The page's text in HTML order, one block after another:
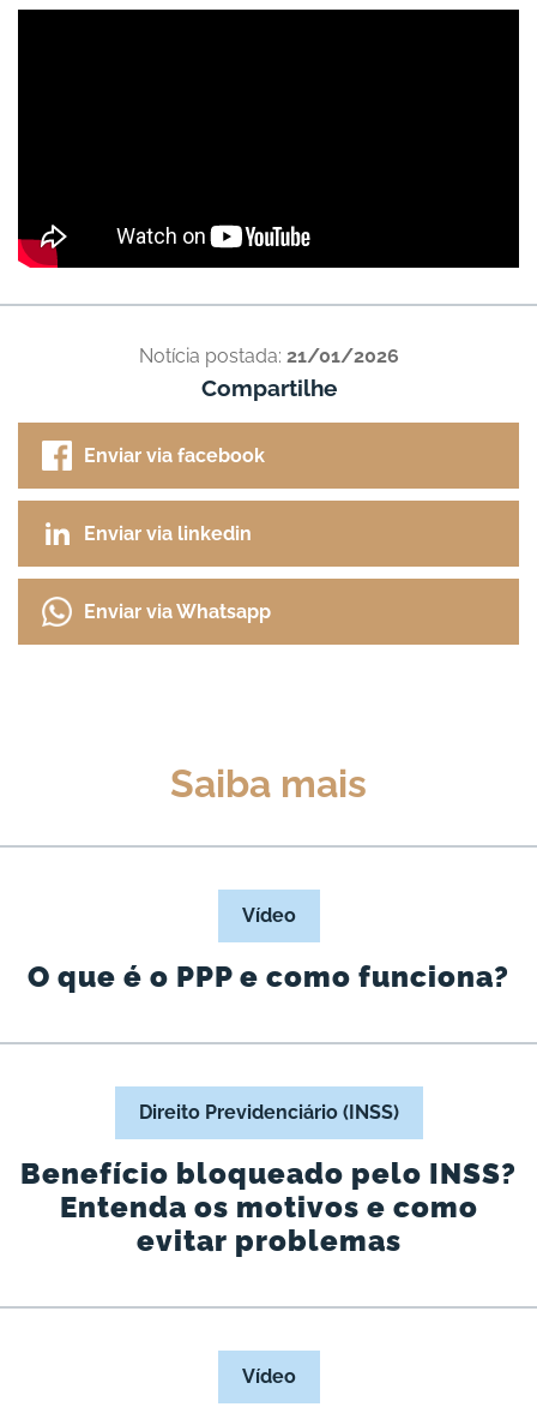
Notícia postada: 21/01/2026
Compartilhe
Enviar via facebook
Enviar via linkedin
Enviar via Whatsapp
Saiba mais
Vídeo
O que é o PPP e como funciona?
Direito Previdenciário (INSS)
Benefício bloqueado pelo INSS?
Entenda os motivos e como
evitar problemas
Vídeo